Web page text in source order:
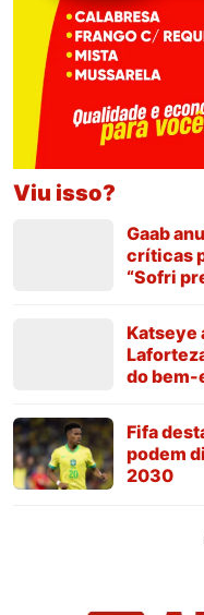
Viu isso?
Gaab
críticas
“Sofri
Katseye
do bem-
Fifa
podem
2030